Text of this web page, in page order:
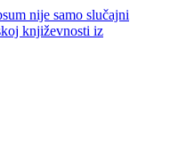
nije samo slučajni
književnosti iz